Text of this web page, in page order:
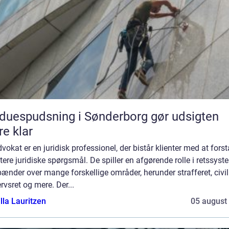
i Sønderborg gør udsigten
klar
er en juridisk professionel, der bistår klienter med at
juridiske spørgsmål. De spiller en afgørende rolle i
over mange forskellige områder, herunder strafferet,
og mere. Der...
Lauritzen
05 august